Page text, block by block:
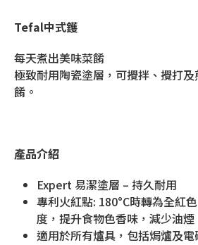
Tefal中式鑊
每天煮出美味菜餚
極致耐用陶瓷塗層，可攪拌、攪打
餚。
產品介紹
Expert 易潔塗層 – 持久耐用
專利火紅點: 180°C時轉為全紅
度，提升食物色香味，減少油煙
適用於所有爐具，包括焗爐及電